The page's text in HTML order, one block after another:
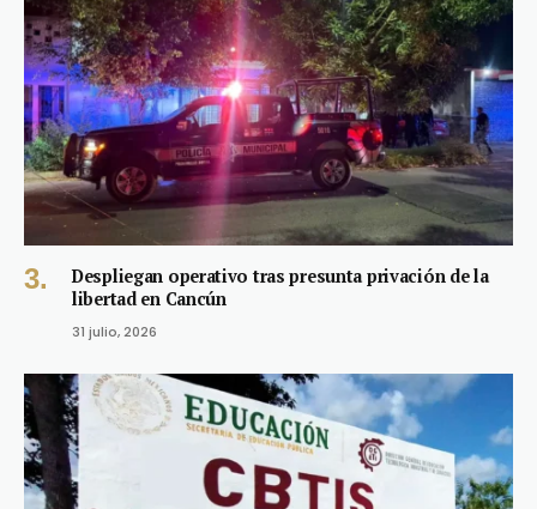
Despliegan operativo tras presunta privación de la
libertad en Cancún
31 julio, 2026